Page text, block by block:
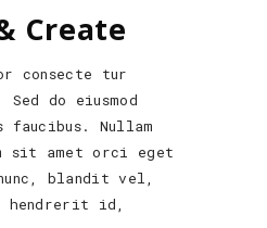
Create
consecte tur
do eiusmod
faucibus. Nullam
sit amet orci eget
nunc, blandit vel,
hendrerit id,